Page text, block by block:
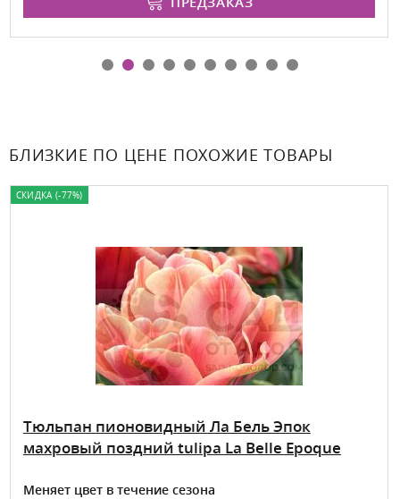
БЛИЗКИЕ ПО ЦЕНЕ ПОХОЖИЕ ТОВАРЫ
СКИДКА (-77%)
Тюльпан пионовидный Ла Бель Эпок
махровый поздний tulipa La Belle Epoque
Меняет цвет в течение сезона